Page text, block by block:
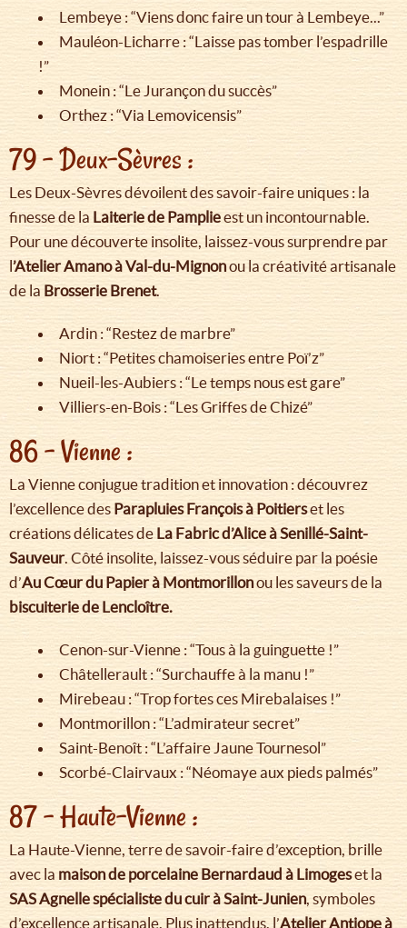
Lembeye : “Viens donc faire un tour à Lembeye...”
Mauléon-Licharre : “Laisse pas tomber l’espadrille
!”
Monein : “Le Jurançon du succès”
Orthez : “Via Lemovicensis”
79 – Deux-Sèvres :
Les Deux-Sèvres dévoilent des savoir-faire uniques : la
finesse de la Laiterie de Pamplieest un incontournable.
Pour une découverte insolite, laissez-vous surprendre par
l’Atelier Amano à Val-du-Mignonou la créativité artisanale
de la Brosserie Brenet.
Ardin : “Restez de marbre”
Niort : “Petites chamoiseries entre Poï’z”
Nueil-les-Aubiers : “Le temps nous est gare”
Villiers-en-Bois : “Les Griffes de Chizé”
86 – Vienne :
La Vienne conjugue tradition et innovation : découvrez
l’excellence des Parapluies François à Poitierset les
créations délicates de La Fabric d’Alice à Senillé-Saint-
Sauveur. Côté insolite, laissez-vous séduire par la poésie
d’Au Cœur du Papier à Montmorillonou les saveurs de la
biscuiterie de Lencloître.
Cenon-sur-Vienne : “Tous à la guinguette !”
Châtellerault : “Surchauffe à la manu !”
Mirebeau : “Trop fortes ces Mirebalaises !”
Montmorillon : “L’admirateur secret”
Saint-Benoît : “L’affaire Jaune Tournesol”
Scorbé-Clairvaux : “Néomaye aux pieds palmés”
87 – Haute-Vienne :
La Haute-Vienne, terre de savoir-faire d’exception, brille
avec la maison de porcelaine Bernardaud à Limogeset la
SAS Agnelle spécialiste du cuir à Saint-Junien, symboles
d’excellence artisanale. Plus inattendus, l’Atelier Antiope à